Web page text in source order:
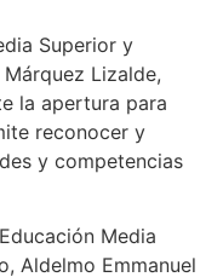
Superior y
Lizalde,
la apertura para
reconocer y
y competencias
Media
Aldelmo Emmanuel